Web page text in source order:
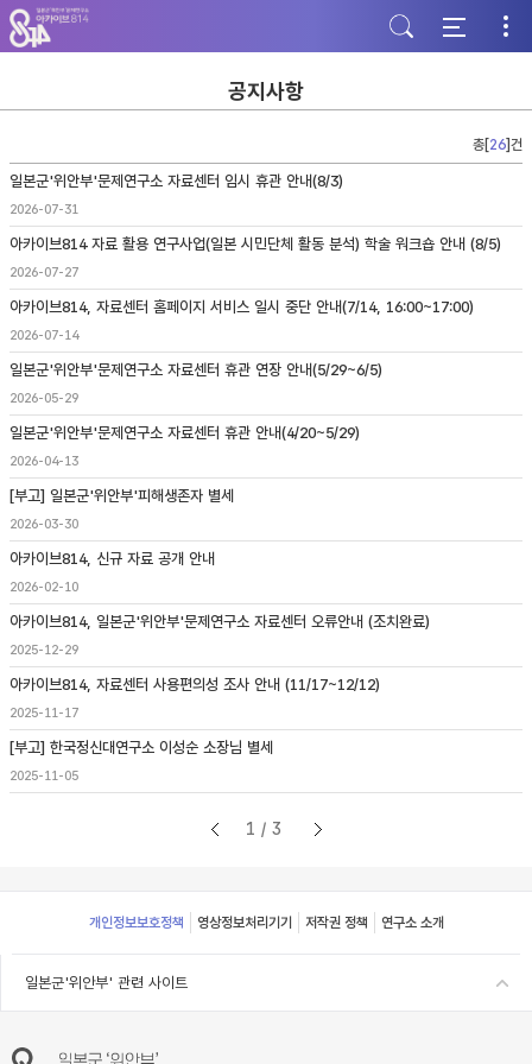
주
메
뉴
가
본
문
바
기
하
단
바
기
공지사항
총[26]건
일본군'위안부'문제연구소 자료센터 임시 휴관 안내(8/3)
2026-07-31
아카이브814 자료 활용 연구사업(일본 시민단체 활동 분석) 학술 워크숍 안내 (8/5)
2026-07-27
아카이브814, 자료센터 홈페이지 서비스 일시 중단 안내(7/14, 16:00~17:00)
2026-07-14
일본군'위안부'문제연구소 자료센터 휴관 연장 안내(5/29~6/5)
2026-05-29
일본군'위안부'문제연구소 자료센터 휴관 안내(4/20~5/29)
2026-04-13
[부고] 일본군'위안부'피해생존자 별세
2026-03-30
아카이브814, 신규 자료 공개 안내
2026-02-10
아카이브814, 일본군'위안부'문제연구소 자료센터 오류안내 (조치완료)
2025-12-29
아카이브814, 자료센터 사용편의성 조사 안내 (11/17~12/12)
2025-11-17
[부고] 한국정신대연구소 이성순 소장님 별세
2025-11-05
1/3
Footer
개인정보보호정책 영상정보처리기기 저작권 정책 연구소 소개
일본군'위안부' 관련 사이트